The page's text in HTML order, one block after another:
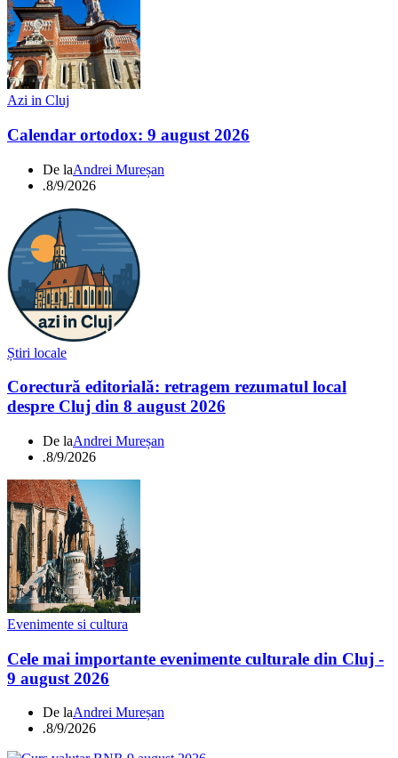
Azi in Cluj
Calendar ortodox: 9 august 2026
De laAndrei Mureșan
.8/9/2026
Știri locale
Corectură editorială: retragem rezumatul local
despre Cluj din 8 august 2026
De laAndrei Mureșan
.8/9/2026
Evenimente si cultura
Cele mai importante evenimente culturale din Cluj -
9 august 2026
De laAndrei Mureșan
.8/9/2026